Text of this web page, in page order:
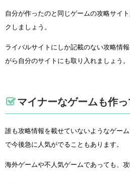
自分が作ったのと同じゲームの攻略サイ
クしましょう。
ライバルサイトにしか記載のない攻略情
がら自分のサイトにも取り入れましょう。
マイナーなゲームも作っ
誰も攻略情報を載せていないようなゲー
で今後急に人気がでることもあります。
海外ゲームや不人気ゲームであっても、